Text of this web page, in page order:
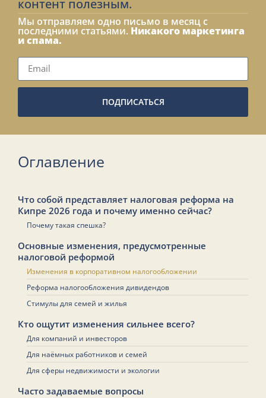
контент полезным.
Мы отправляем одно письмо в месяц с
последними статьями. Никакого маркетинга
и спама.
ПОДПИСАТЬСЯ
Оглавление
Что собой представляет налоговая реформа на
Кипре 2026 года и почему именно сейчас?
Почему такая спешка?
Основные изменения, предусмотренные
налоговой реформой
Изменения в корпоративном налогообложении
Реформа налогообложения дивидендов
Стимулы для семей и жилья
Кто ощутит изменения сильнее всего?
Для компаний и инвесторов
Для наёмных работников и семей
Для сферы недвижимости и экологии
Часто задаваемые вопросы